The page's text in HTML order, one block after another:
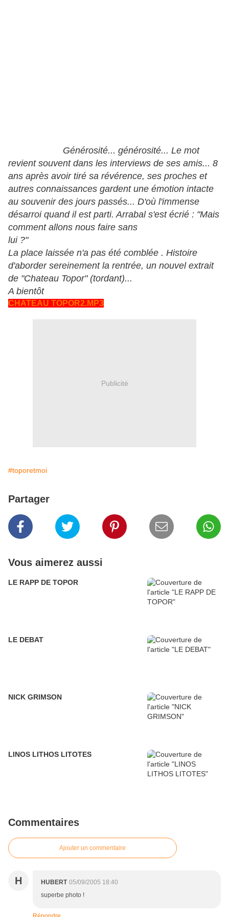
Générosité... générosité... Le mot
revient souvent dans les interviews de ses amis... 8
ans après avoir tiré sa révérence, ses proches et
autres connaissances gardent une émotion intacte
au souvenir des jours passés... D'où l'immense
désarroi quand il est parti. Arrabal s'est écrié : "Mais
comment allons nous faire sans
lui ?"
La place laissée n'a pas été comblée . Histoire
d'aborder sereinement la rentrée, un nouvel extrait
de "Chateau Topor" (tordant)...
A bientôt
CHATEAU TOPOR2.MP3
Publicité
#toporetmoi
Partager
Vous aimerez aussi
LE RAPP DE TOPOR
LE DEBAT
NICK GRIMSON
LINOS LITHOS LITOTES
Commentaires
Ajouter un commentaire
H HUBERT 05/09/2005 18:40
superbe photo !